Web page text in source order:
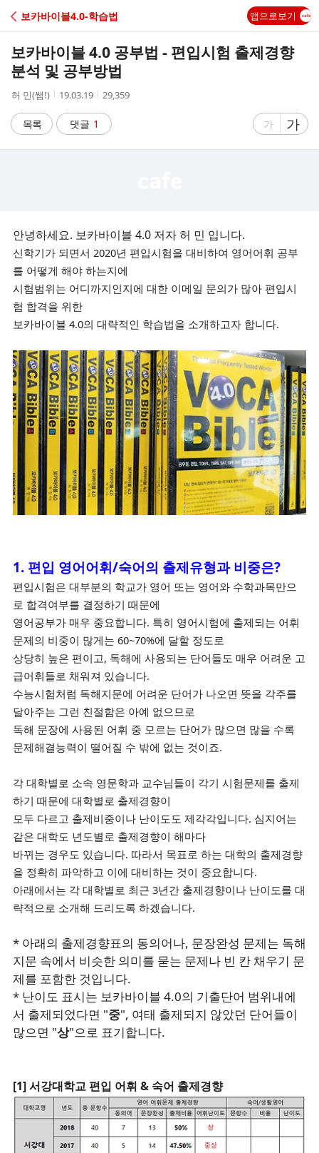
C
보카바이블4.0-학습법 앱으로보기
보카바이블 4.0 공부법 - 편입시험 출제경향
분석 및 공부방법
작
자
허 민(쌤!)
작
시
간
19.03.19
조
수
29,359
목록 댓글 1
글
가
글
자
가
안녕하세요. 보카바이블 4.0 저자 허 민 입니다.
신학기가 되면서 2020년 편입시험을 대비하여 영어어휘 공부
를 어떻게 해야 하는지에
시험범위는 어디까지인지에 대한 이메일 문의가 많아 편입시
험 합격을 위한
보카바이블 4.0의 대략적인 학습법을 소개하고자 합니다.
1. 편입 영어어휘/숙어의 출제유형과 비중은?
편입시험은 대부분의 학교가 영어 또는 영어와 수학과목만으
로 합격여부를 결정하기 때문에
영어공부가 매우 중요합니다. 특히 영어시험에 출제되는 어휘
문제의 비중이 많게는 60~70%에 달할 정도로
상당히 높은 편이고, 독해에 사용되는 단어들도 매우 어려운 고
급어휘들로 채워져 있습니다.
수능시험처럼 독해지문에 어려운 단어가 나오면 뜻을 각주를
달아주는 그런 친절함은 아예 없으므로
독해 문장에 사용된 어휘 중 모르는 단어가 많으면 많을 수록
문제해결능력이 떨어질 수 밖에 없는 것이죠.
각 대학별로 소속 영문학과 교수님들이 각기 시험문제를 출제
하기 때문에 대학별로 출제경향이
모두 다르고 출제비중이나 난이도도 제각각입니다. 심지어는
같은 대학도 년도별로 출제경향이 해마다
바뀌는 경우도 있습니다. 따라서 목표로 하는 대학의 출제경향
을 정확히 파악하고 이에 대비하는 것이 중요합니다.
아래에서는 각 대학별로 최근 3년간 출제경향이나 난이도를 대
략적으로 소개해 드리도록 하겠습니다.
* 아래의 출제경향표의 동의어나, 문장완성 문제는 독해
지문 속에서 비슷한 의미를 묻는 문제나 빈 칸 채우기 문
제를 포함한 것입니다.
* 난이도 표시는 보카바이블 4.0의 기출단어 범위내에
서 출제되었다면 "중", 여태 출제되지 않았던 단어들이
많으면 "상"으로 표기합니다.
[1] 서강대학교 편입 어휘 & 숙어 출제경향